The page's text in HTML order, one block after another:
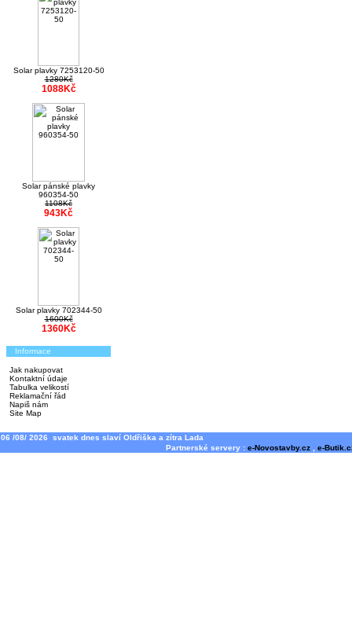
Solar plavky 7253120-50
1280Kč
1088Kč
Solar pánské plavky
960354-50
1108Kč
943Kč
Solar plavky 702344-50
1600Kč
1360Kč
Informace
Jak nakupovat
Kontaktní údaje
Tabulka velikostí
Reklamační řád
Napiš nám
Site Map
06 /08/ 2026 svatek dnes slaví Oldřiška a zítra Lada
Partnerské servery : e-Novostavby.cz e-